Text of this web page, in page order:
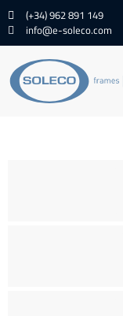
(+34) 962 891 149
info@e-soleco.com